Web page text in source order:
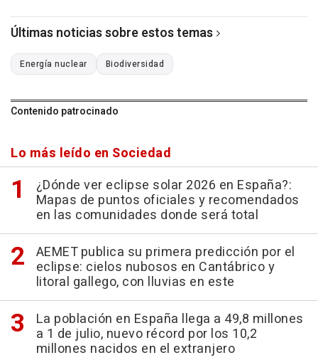
Últimas noticias sobre estos temas
Energía nuclear Biodiversidad
Contenido patrocinado
Lo más leído en Sociedad
¿Dónde ver eclipse solar 2026 en España?:
Mapas de puntos oficiales y recomendados
en las comunidades donde será total
AEMET publica su primera predicción por el
eclipse: cielos nubosos en Cantábrico y
litoral gallego, con lluvias en este
La población en España llega a 49,8 millones
a 1 de julio, nuevo récord por los 10,2
millones nacidos en el extranjero